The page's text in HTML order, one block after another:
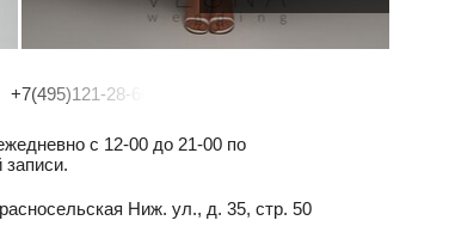
+7(495)121-28-60
с 12-00 до 21-00 по
записи.
Ниж. ул., д. 35, стр. 50